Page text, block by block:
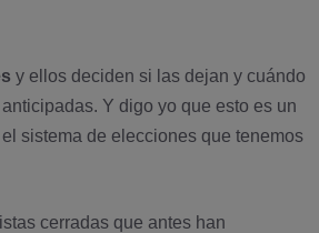
y ellos deciden si las dejan y cuándo
Y digo yo que esto es un
sistema de elecciones que tenemos
cerradas que antes han